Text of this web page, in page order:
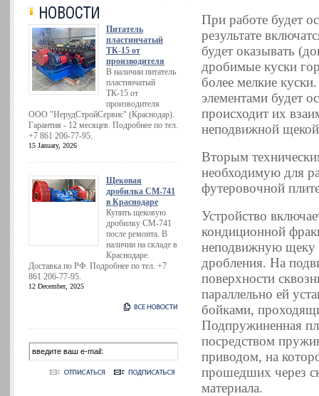
Питатель
пластинчатый
ТК-15 от
производителя
В наличии питатель
пластинчатый
ТК-15 от
производителя
ООО "НерудСтройСервис" (Краснодар).
Гарантия - 12 месяцев. Подробнее по тел.
+7 861 206-77-95.
15 January, 2026
Щековая
дробилка СМ-741
в Краснодаре
Купить щековую
дробилку СМ-741
после ремонта. В
наличии на складе в
Краснодаре.
Доставка по РФ. Подробнее по тел. +7
861 206-77-95.
12 December, 2025
При работе будет
результате
будет оказывать
дробимые куски
более мелкие
элементами будет
происходит их
неподвижной
Вторым
необходимую для
футеровочной
Устройство
кондиционной
неподвижную щеку
дробления. На
поверхности
параллельно ей
бойками,
Подпружиненная
посредством
приводом, на
прошедших через
материала.